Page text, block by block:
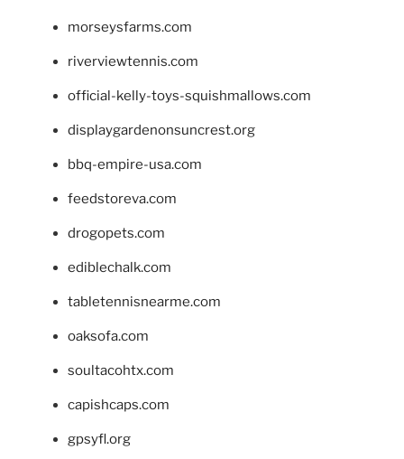
morseysfarms.com
riverviewtennis.com
official-kelly-toys-squishmallows.com
displaygardenonsuncrest.org
bbq-empire-usa.com
feedstoreva.com
drogopets.com
ediblechalk.com
tabletennisnearme.com
oaksofa.com
soultacohtx.com
capishcaps.com
gpsyfl.org